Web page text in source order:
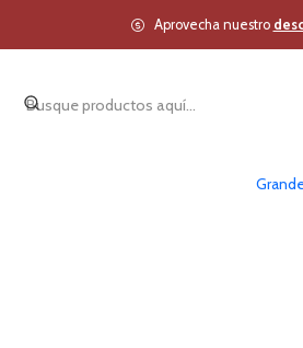
Aprovecha nuestro